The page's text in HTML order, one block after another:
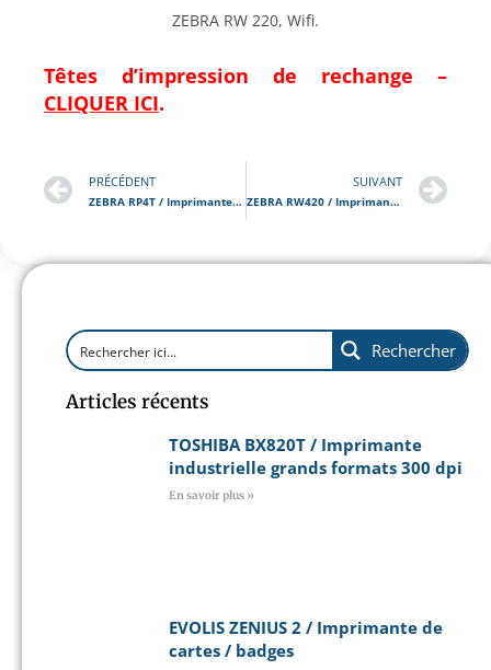
ZEBRA RW 220, Wifi.
Têtes d’impression de rechange –
CLIQUER ICI.
PRÉCÉDENT
ZEBRA RP4T / Imprimante Portable RFID
SUIVANT
ZEBRA RW420 / Imprimante Portable
Rechercher
Articles récents
TOSHIBA BX820T / Imprimante
industrielle grands formats 300 dpi
En savoir plus »
EVOLIS ZENIUS 2 / Imprimante de
cartes / badges